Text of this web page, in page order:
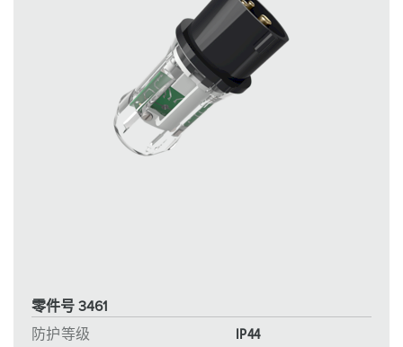
零件号 3461
防护等级
IP44